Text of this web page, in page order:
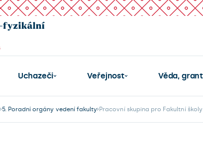
Uchazeči Veřejnost Věda,
5. Poradní orgány vedení fakulty Pracovní skupina pro Fakultní školy